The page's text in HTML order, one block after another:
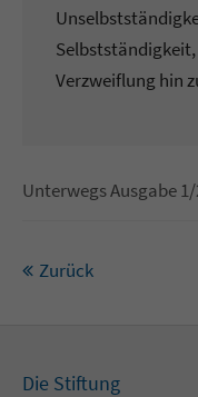
Verzweiflung hin
Unterwegs Ausgabe
Zurück
Die Stiftung